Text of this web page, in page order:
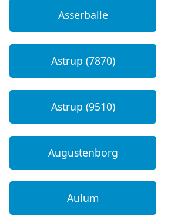
Asserballe
Astrup (7870)
Astrup (9510)
Augustenborg
Aulum